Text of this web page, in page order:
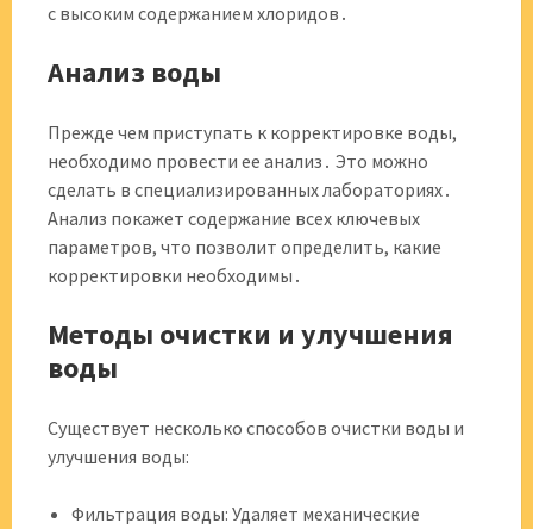
с высоким содержанием хлоридов․
Анализ воды
Прежде чем приступать к корректировке воды,
необходимо провести ее анализ․ Это можно
сделать в специализированных лабораториях․
Анализ покажет содержание всех ключевых
параметров, что позволит определить, какие
корректировки необходимы․
Методы очистки и улучшения
воды
Существует несколько способов очистки воды и
улучшения воды:
Фильтрация воды: Удаляет механические